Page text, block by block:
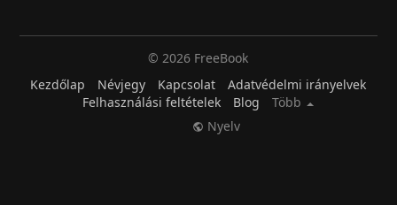
© 2026 FreeBook
Kezdőlap
Névjegy Kapcsolat
Adatvédelmi irányelvek
Felhasználási feltételek
Blog
Több
Nyelv